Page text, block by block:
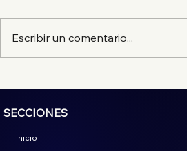
Suadero, sucursal
Escribir un comentario...
SECCIONES
Inicio